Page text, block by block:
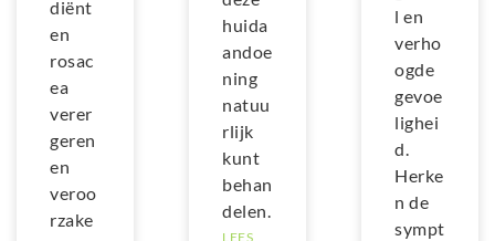
diënt
en
rosac
ea
verer
geren
en
veroo
rzake
huida
andoe
ning
natuu
rlijk
kunt
behan
delen.
LEES
l en
verho
ogde
gevoe
lighei
d.
Herke
n de
sympt